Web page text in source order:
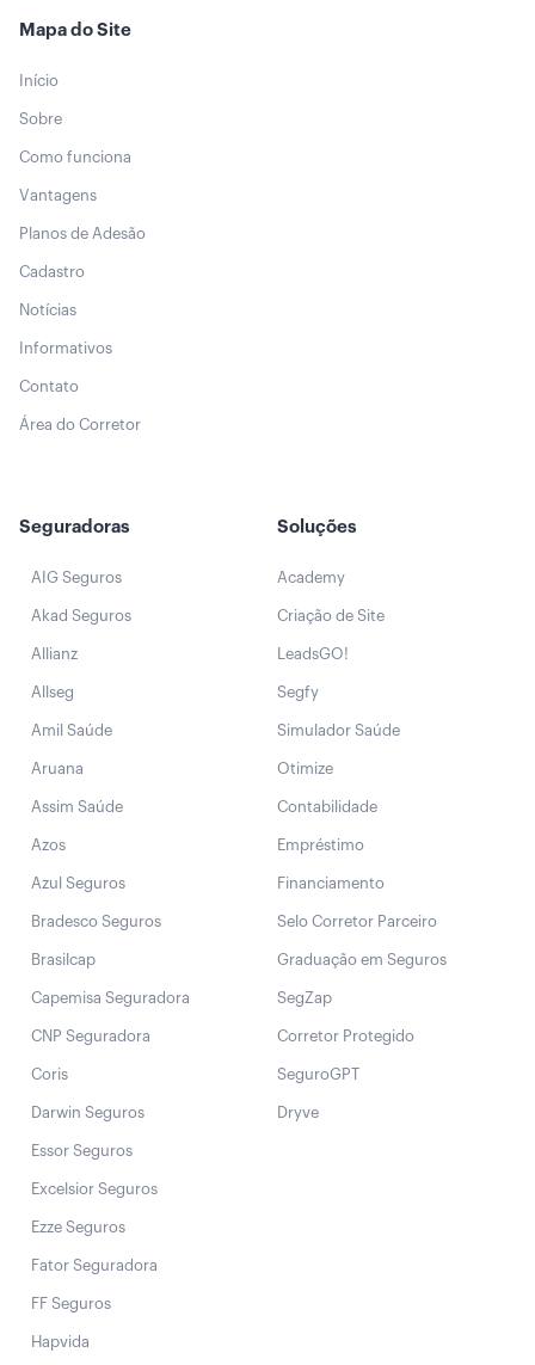
Mapa do Site
Início
Sobre
Como funciona
Vantagens
Planos de Adesão
Cadastro
Notícias
Informativos
Contato
Área do Corretor
Seguradoras
AIG Seguros
Akad Seguros
Allianz
Allseg
Amil Saúde
Aruana
Assim Saúde
Azos
Azul Seguros
Bradesco Seguros
Brasilcap
Capemisa Seguradora
CNP Seguradora
Coris
Darwin Seguros
Essor Seguros
Excelsior Seguros
Ezze Seguros
Fator Seguradora
FF Seguros
Hapvida
Soluções
Academy
Criação de Site
LeadsGO!
Segfy
Simulador Saúde
Otimize
Contabilidade
Empréstimo
Financiamento
Selo Corretor Parceiro
Graduação em Seguros
SegZap
Corretor Protegido
SeguroGPT
Dryve